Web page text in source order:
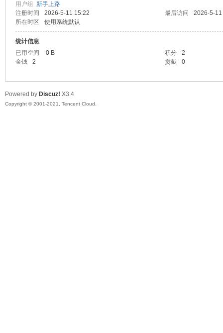
用户组 新手上路
注册时间
2026-5-11 15:22 最后访问
2026-5-
所在时区
使用系统默认
统计信息
已用空间
0 B 积分
2
金钱
2 贡献 0
Powered by Discuz! X3.4
Copyright © 2001-2021, Tencent Cloud.